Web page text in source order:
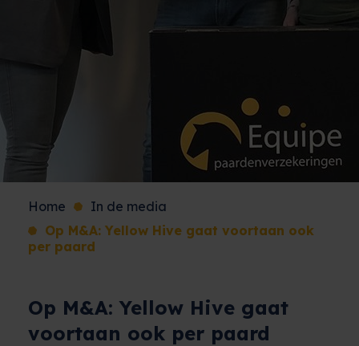
Home
In de media
Op M&A: Yellow Hive gaat voortaan ook
per paard
Op M&A: Yellow Hive gaat
voortaan ook per paard